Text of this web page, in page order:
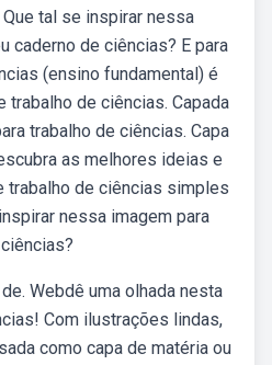
tal se inspirar nessa
caderno de ciências? E para
(ensino fundamental) é
trabalho de ciências. Capada
trabalho de ciências. Capa
as melhores ideias e
trabalho de ciências simples
nessa imagem para
Webdê uma olhada nesta
Com ilustrações lindas,
como capa de matéria ou